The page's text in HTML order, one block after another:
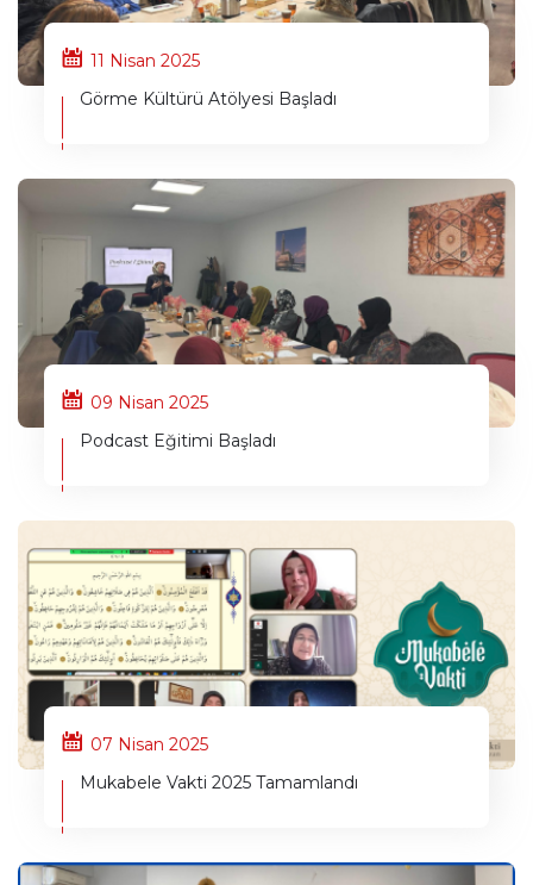
11 Nisan 2025
Görme Kültürü Atölyesi Başladı
09 Nisan 2025
Podcast Eğitimi Başladı
07 Nisan 2025
Mukabele Vakti 2025 Tamamlandı